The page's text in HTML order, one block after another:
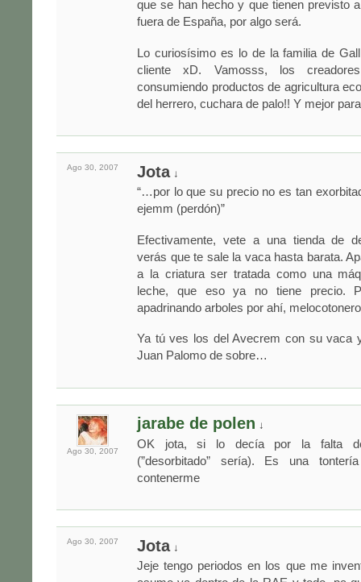
que se han hecho y que tienen previsto
fuera de España, por algo será.
Lo curiosísimo es lo de la familia de
cliente xD. Vamosss, los
consumiendo productos de agricultura
del herrero, cuchara de palo!! Y mejor
Ago 30, 2007 Jota↓
“…por lo que su precio no es tan
ejemm (perdón)”
Efectivamente, vete a una tienda de
verás que te sale la vaca hasta barata.
a la criatura ser tratada como una
leche, que eso ya no tiene precio.
apadrinando arboles por ahí,
Ya tú ves los del Avecrem con su vaca
Juan Palomo de sobre…
Ago 30, 2007
jarabe de polen ↓
OK jota, si lo decía por la falta
(”desorbitado” sería). Es una
contenerme
Ago 30, 2007 Jota↓
Jeje tengo periodos en los que me